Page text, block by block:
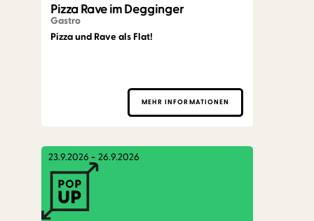
Pizza Rave im Degginger
Gastro
Pizza und Rave als Flat!
MEHR INFORMATIONEN
23.9.2026 - 26.9.2026